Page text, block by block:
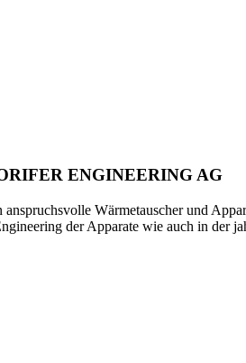
ENGINEERING AG
Wärmetauscher und
der Apparate wie auch in der